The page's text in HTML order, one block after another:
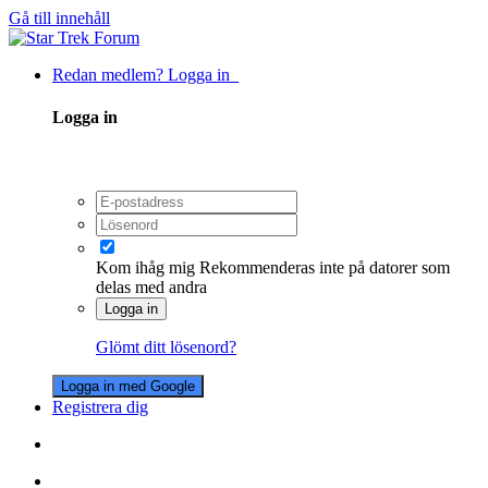
Gå till innehåll
Redan medlem? Logga in
Logga in
Kom ihåg mig Rekommenderas inte på datorer som
delas med andra
Logga in
Glömt ditt lösenord?
Logga in med Google
Registrera dig